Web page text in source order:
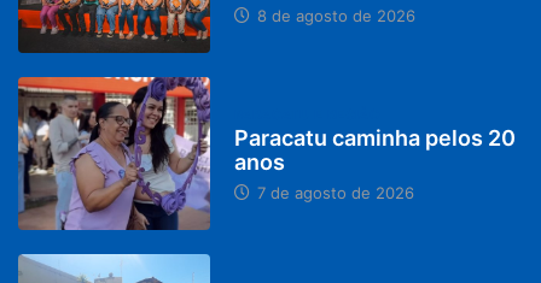
8 de agosto de 2026
Paracatu caminha pelos 20
anos
7 de agosto de 2026